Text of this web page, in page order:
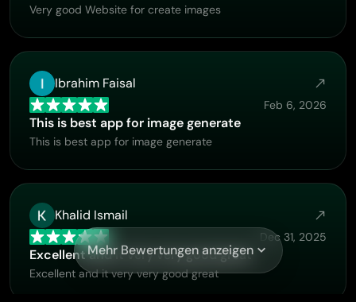
Very good Website for create images
Ibrahim Faisal
Feb 6, 2026
This is best app for image generate
This is best app for image generate
Khalid Ismail
Dec 31, 2025
Excellent and it very very good great
Excellent and it very very good great
Mehr Bewertungen anzeigen